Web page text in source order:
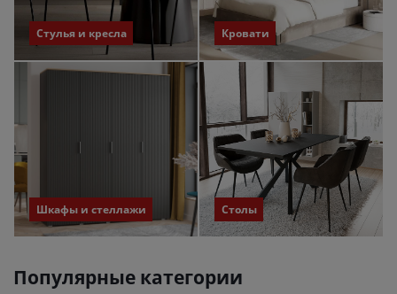
Стулья и кресла Кровати
Шкафы и стеллажи Столы
Популярные категории